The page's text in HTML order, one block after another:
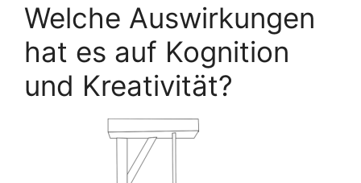
Welche Auswirkungen
hat es auf Kognition
und Kreativität?